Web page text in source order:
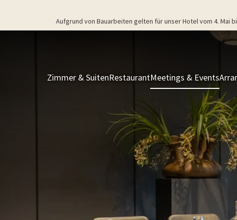
Aufgrund von Bauarbeiten gelten für unser Hotel vom 4. Mai
Zimmer & SuitenRestaurantMeetings & Events